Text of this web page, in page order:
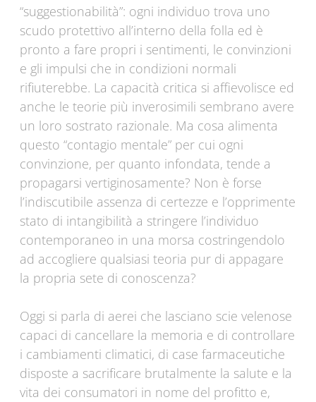
“suggestionabilità”: ogni individuo trova uno
scudo protettivo all’interno della folla ed è
pronto a fare propri i sentimenti, le convinzioni
e gli impulsi che in condizioni normali
rifiuterebbe. La capacità critica si affievolisce ed
anche le teorie più inverosimili sembrano avere
un loro sostrato razionale. Ma cosa alimenta
questo “contagio mentale” per cui ogni
convinzione, per quanto infondata, tende a
propagarsi vertiginosamente? Non è forse
l’indiscutibile assenza di certezze e l’opprimente
stato di intangibilità a stringere l’individuo
contemporaneo in una morsa costringendolo
ad accogliere qualsiasi teoria pur di appagare
la propria sete di conoscenza?
Oggi si parla di aerei che lasciano scie velenose
capaci di cancellare la memoria e di controllare
i cambiamenti climatici, di case farmaceutiche
disposte a sacrificare brutalmente la salute e la
vita dei consumatori in nome del profitto e,